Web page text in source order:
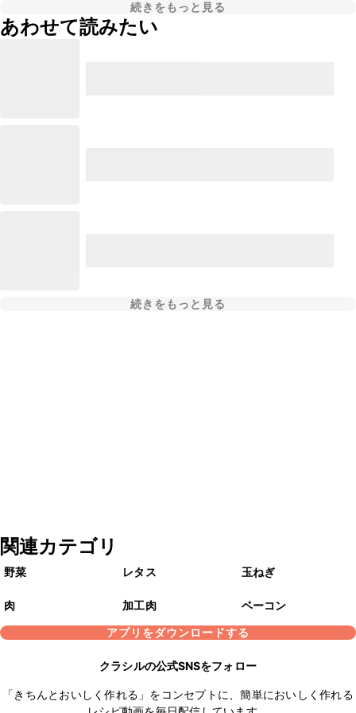
続きをもっと見る
あわせて読みたい
続きをもっと見る
関連カテゴリ
野菜 レタス 玉ねぎ
肉 加工肉
ベーコン
アプリをダウンロードする
クラシルの公式SNSをフォロー
「きちんとおいしく作れる」をコンセプトに、簡単においしく作れる